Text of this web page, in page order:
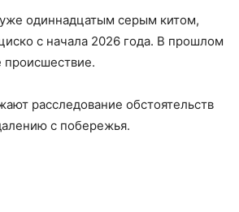
одиннадцатым серым китом,
с начала 2026 года. В прошлом
происшествие.
расследование обстоятельств
с побережья.